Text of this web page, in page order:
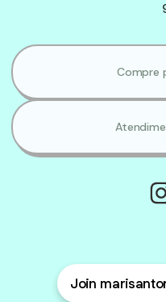
Compre
Join